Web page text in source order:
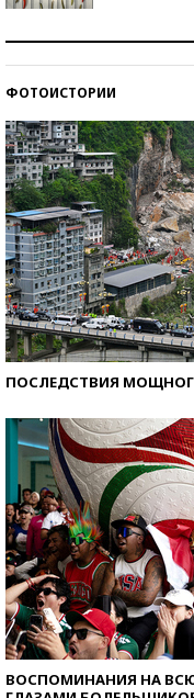
ФОТОИСТОРИИ
ПОСЛЕДСТВИЯ
ВОСПОМИНАНИЯ НА